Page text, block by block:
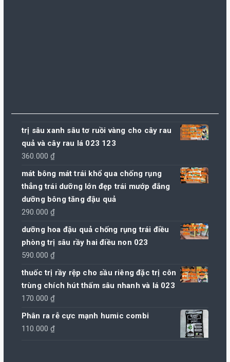
trị sâu xanh sâu tơ ruồi vàng cho cây rau
quả và cây rau lá 023 123
360.000₫
mát bông mát trái khổ qua chống rụng
thẳng trái dưỡng lớn đẹp trái mướp đắng
dưỡng bông tăng đậu quả
290.000₫
dưỡng hoa đậu quả chống rụng trái điều
phòng trị sâu rầy hai điều non 023
590.000₫
thuốc trị rầy rệp cho sầu riêng đặc trị côn
trùng chích hút thấm sâu nhanh và lá 023
170.000₫
Phân ra rễ cực mạnh humic combi
110.000₫